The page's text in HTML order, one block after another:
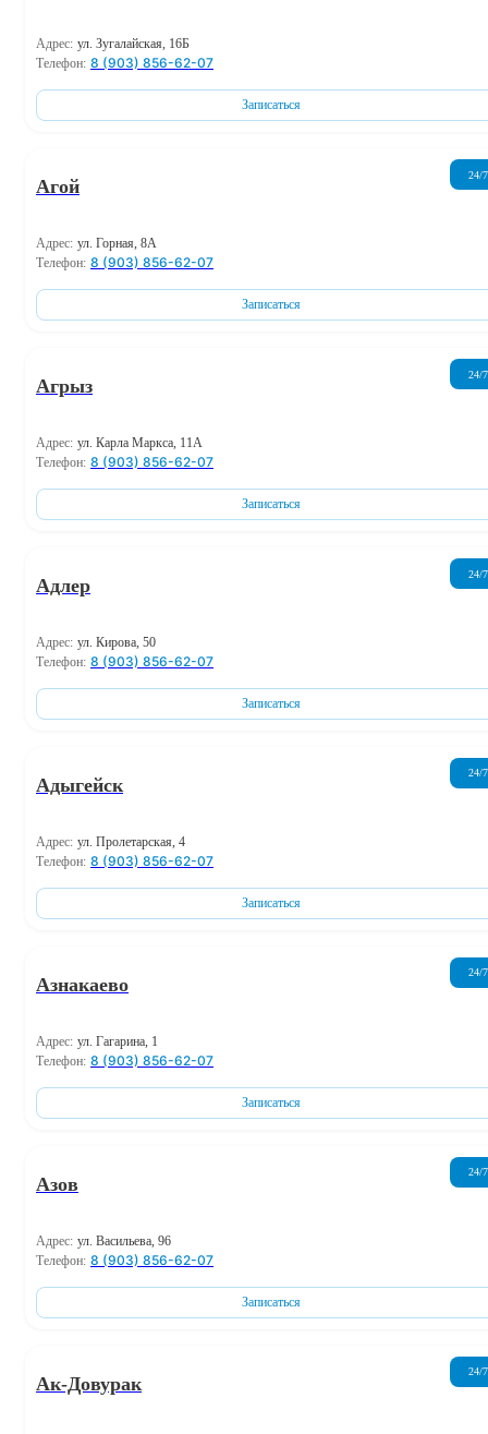
Адрес: ул. Зугалайская, 16Б
Телефон: 8 (903) 856-62-07
Записаться
Агой
24/7
Адрес: ул. Горная, 8А
Телефон: 8 (903) 856-62-07
Записаться
Агрыз
24/7
Адрес: ул. Карла Маркса, 11А
Телефон: 8 (903) 856-62-07
Записаться
Адлер
24/7
Адрес: ул. Кирова, 50
Телефон: 8 (903) 856-62-07
Записаться
Адыгейск
24/7
Адрес: ул. Пролетарская, 4
Телефон: 8 (903) 856-62-07
Записаться
Азнакаево
24/7
Адрес: ул. Гагарина, 1
Телефон: 8 (903) 856-62-07
Записаться
Азов
24/7
Адрес: ул. Васильева, 96
Телефон: 8 (903) 856-62-07
Записаться
Ак-Довурак
24/7